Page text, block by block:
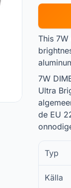
This
7W
Ultra
de EU
Typ
Källa